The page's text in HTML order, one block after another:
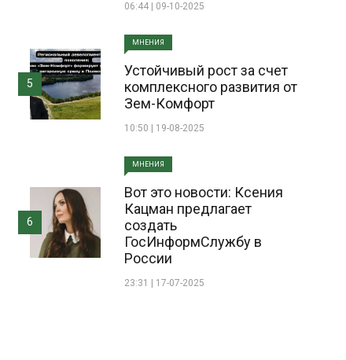
06:44 | 09-10-2025
МНЕНИЯ
Устойчивый рост за счет
комплексного развития от
Зем-Комфорт
10:50 | 19-08-2025
5
МНЕНИЯ
Вот это новости: Ксения
Кацман предлагает
создать
ГосИнформСлужбу в
России
23:31 | 17-07-2025
6